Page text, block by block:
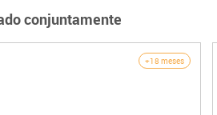
conjuntamente
+18 meses